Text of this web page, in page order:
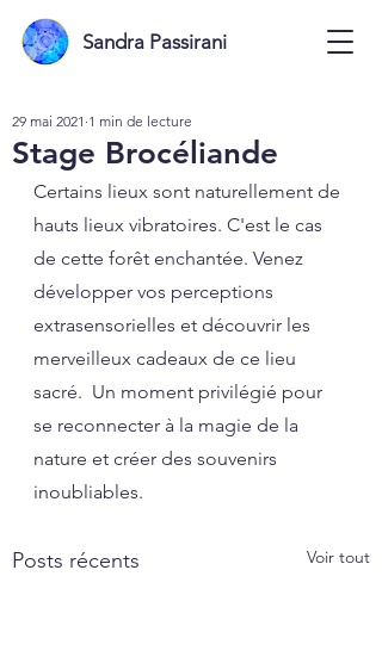
Sandra Passirani
Stage Brocéliande
29 mai 2021 1 min de lecture
Certains lieux sont naturellement de
hauts lieux vibratoires. C'est le cas
de cette forêt enchantée. Venez
développer vos perceptions
extrasensorielles et découvrir les
merveilleux cadeaux de ce lieu
sacré.  Un moment privilégié pour
se reconnecter à la magie de la
nature et créer des souvenirs
inoubliables.
Posts récents Voir tout